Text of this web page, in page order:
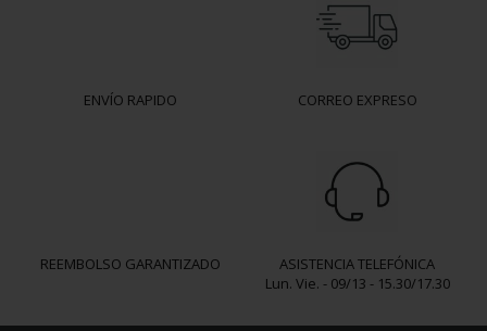
ENVÍO RAPIDO CORREO EXPRESO
REEMBOLSO GARANTIZADO
ASISTENCIA TELEFÓNICA
Lun. Vie. - 09/13 - 15.30/17.30